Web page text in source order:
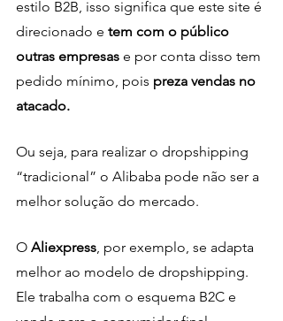
estilo B2B, isso significa que este site é
direcionado e tem com o público
outras empresas e por conta disso tem
pedido mínimo, pois preza vendas no
atacado.
Ou seja, para realizar o dropshipping
“tradicional” o Alibaba pode não ser a
melhor solução do mercado.
O Aliexpress, por exemplo, se adapta
melhor ao modelo de dropshipping.
Ele trabalha com o esquema B2C e